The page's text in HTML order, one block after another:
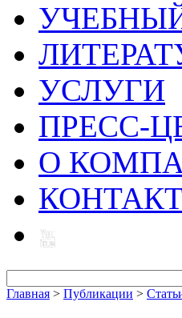
УСЛУГИ
ПРЕСС-
О
Главная > Публикации >